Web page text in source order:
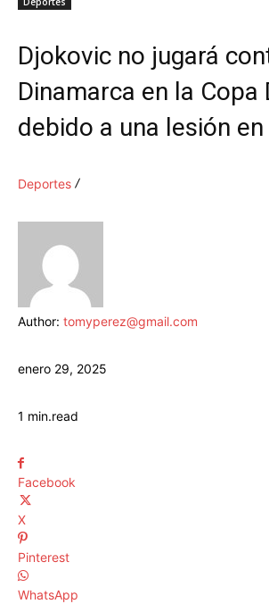
Djokovic no jugará
Dinamarca en la Copa
debido a una lesión
Deportes
Author: tomyperez@gmail.com
enero 29, 2025
1 min.read
Facebook
X
Pinterest
WhatsApp